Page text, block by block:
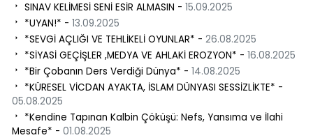
SINAV KELİMESİ SENİ ESİR ALMASIN - 15.09.2025
*UYAN!* - 13.09.2025
*SEVGİ AÇLIĞI VE TEHLİKELİ OYUNLAR* - 26.08.2025
*SİYASİ GEÇİŞLER ,MEDYA VE AHLAKİ EROZYON* - 16.08.2025
​ *Bir Çobanın Ders Verdiği Dünya* - 14.08.2025
*KÜRESEL VİCDAN AYAKTA, İSLAM DÜNYASI SESSİZLİKTE* -
05.08.2025
*Kendine Tapınan Kalbin Çöküşü: Nefs, Yansıma ve İlahi
Mesafe* - 01.08.2025